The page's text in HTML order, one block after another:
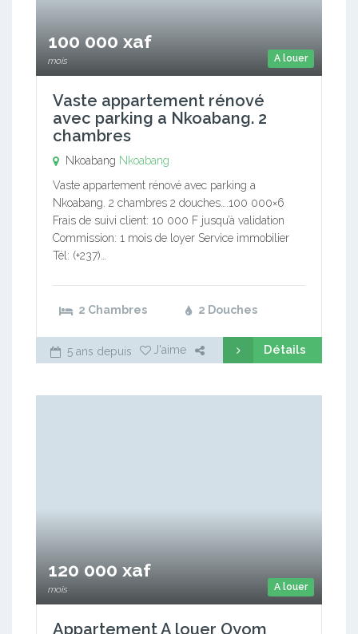
A louer
100 000 xaf
mois
Vaste appartement rénové
avec parking a Nkoabang. 2
chambres
Nkoabang Nkoabang
Vaste appartement rénové avec parking a
Nkoabang. 2 chambres 2 douches….100 000×6
Frais de suivi client: 10 000 F jusqu’à validation
Commission: 1 mois de loyer Service immobilier
Tél: (+237)…
2 Chambres 2 Douches
5 ans depuis J'aime Détails
A louer
120 000 xaf
mois
Appartement A louer Oyom